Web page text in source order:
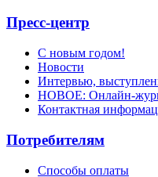
Пресс-центр
С новым годом!
Новости
Интервью,
НОВОЕ: Онлайн-
Контактная
Потребителям
Способы оплаты